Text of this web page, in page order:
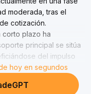
moderada, tras el
cotización.
corto plazo ha
principal se sitúa
del impulso
y el sector
de soporte en la
hoy en segundos